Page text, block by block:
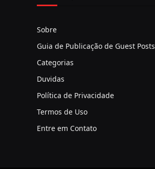
Sobre
Guia de Publicação de Guest Posts
Categorias
Duvidas
Política de Privacidade
Termos de Uso
Entre em Contato